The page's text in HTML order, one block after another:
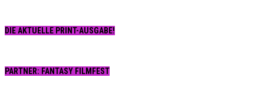
DIE AKTUELLE PRINT-AUSGABE!
PARTNER: FANTASY FILMFEST